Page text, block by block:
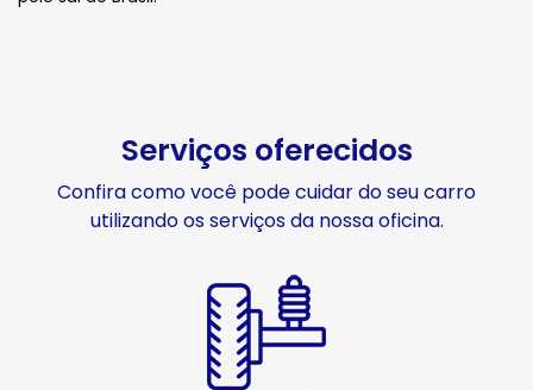
Serviços oferecidos
Confira como você pode cuidar do seu carro
utilizando os serviços da nossa oficina.